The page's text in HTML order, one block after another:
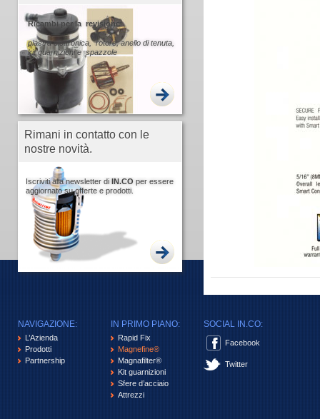
Ricambi per la revisione
piastra elettronica, rotore, anello di tenuta,
kit guarnizioni e spazzole
Rimani in contatto con le
nostre novità.
Iscriviti alla newsletter di IN.CO per essere
aggiornato su offerte e prodotti.
NAVIGAZIONE:
L’Azienda
Prodotti
Partnership
IN PRIMO PIANO:
Rapid Fix
Magnefine®
Magnafilter®
Kit guarnizioni
Sfere d’acciaio
Attrezzi
SOCIAL IN.CO:
Facebook
Twitter